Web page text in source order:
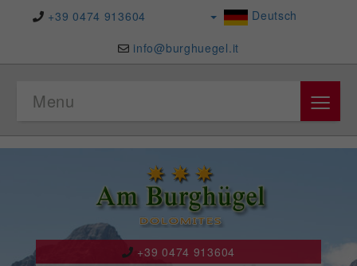
+39 0474 913604 Deutsch
info@burghuegel.it
Menu ≡
+39 0474 913604